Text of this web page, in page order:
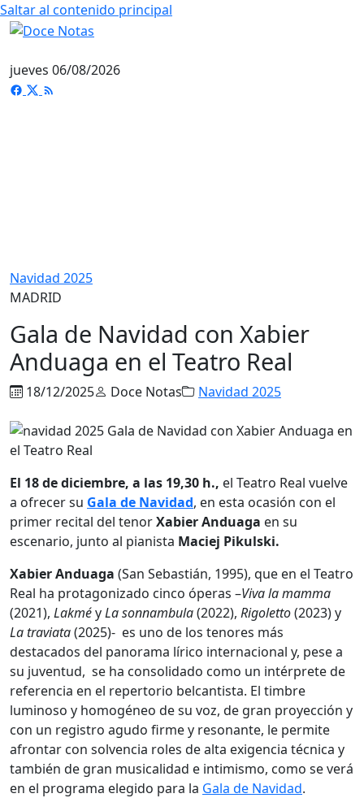
Saltar al contenido principal
jueves 06/08/2026
Navidad 2025
MADRID
Gala de Navidad con Xabier
Anduaga en el Teatro Real
18/12/2025 Doce Notas Navidad 2025
El 18 de diciembre, a las 19,30 h., el Teatro Real vuelve
a ofrecer su Gala de Navidad, en esta ocasión con el
primer recital del tenorXabier Anduaga en su
escenario, junto al pianista Maciej Pikulski.
Xabier Anduaga (San Sebastián, 1995), que en el Teatro
Real ha protagonizado cinco óperas –Viva la mamma
(2021), LakméyLa sonnambula(2022), Rigoletto(2023) y
La traviata(2025)- es uno de los tenores más
destacados del panorama lírico internacional y, pese a
su juventud, se ha consolidado como un intérprete de
referencia en el repertorio belcantista. El timbre
luminoso y homogéneo de su voz, de gran proyección y
con un registro agudo firme y resonante, le permite
afrontar con solvencia roles de alta exigencia técnica y
también de gran musicalidad e intimismo, como se verá
en el programa elegido para la Gala de Navidad.